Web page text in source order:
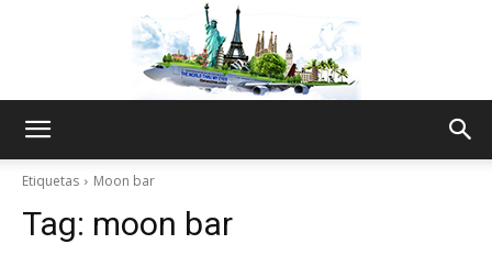
Etiquetas Moon bar
Tag: moon bar